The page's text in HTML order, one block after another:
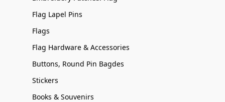
Flag Lapel Pins
Flags
Flag Hardware & Accessories
Buttons, Round Pin Bagdes
Stickers
Books & Souvenirs